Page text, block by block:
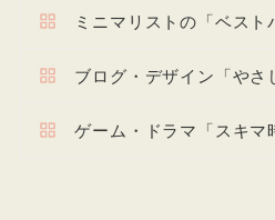
ミニマリストの「ベスト
ブログ・デザイン「やさ
ゲーム・ドラマ「スキマ